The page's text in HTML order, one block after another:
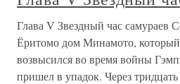
Глава V Звездный час самураев
Ёритомо дом Минамото, который
возвысился во время войны
пришел в упадок. Через